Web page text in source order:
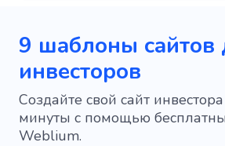
9 шаблоны сайтов
инвесторов
Создайте свой сайт
минуты с помощью
Weblium.